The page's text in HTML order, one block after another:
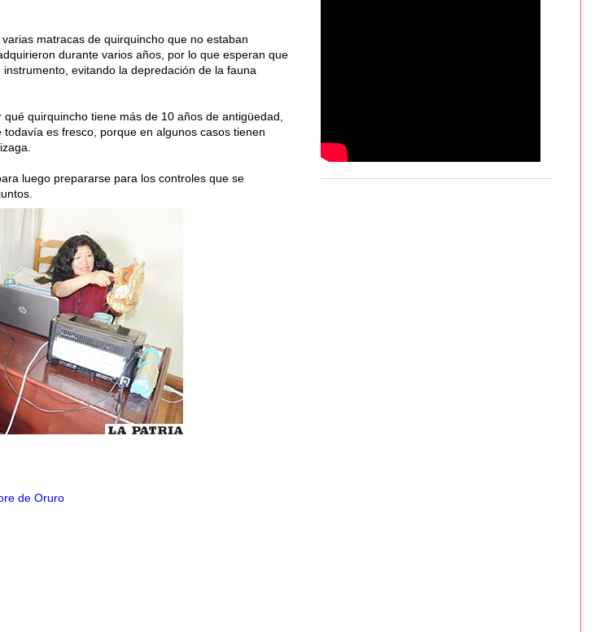
matracas de quirquincho que no estaban
durante varios años, por lo que esperan que
evitando la depredación de la fauna
quirquincho tiene más de 10 años de antigüedad,
es fresco, porque en algunos casos tienen
luego prepararse para los controles que se
de Oruro